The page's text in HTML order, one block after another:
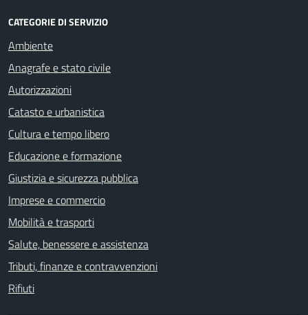
CATEGORIE DI SERVIZIO
Ambiente
Anagrafe e stato civile
Autorizzazioni
Catasto e urbanistica
Cultura e tempo libero
Educazione e formazione
Giustizia e sicurezza pubblica
Imprese e commercio
Mobilità e trasporti
Salute, benessere e assistenza
Tributi, finanze e contravvenzioni
Rifiuti